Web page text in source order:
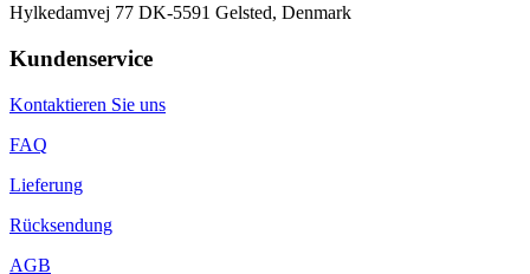
Hylkedamvej 77 DK-5591 Gelsted, Denmark
Kundenservice
Kontaktieren Sie uns
FAQ
Lieferung
Rücksendung
AGB